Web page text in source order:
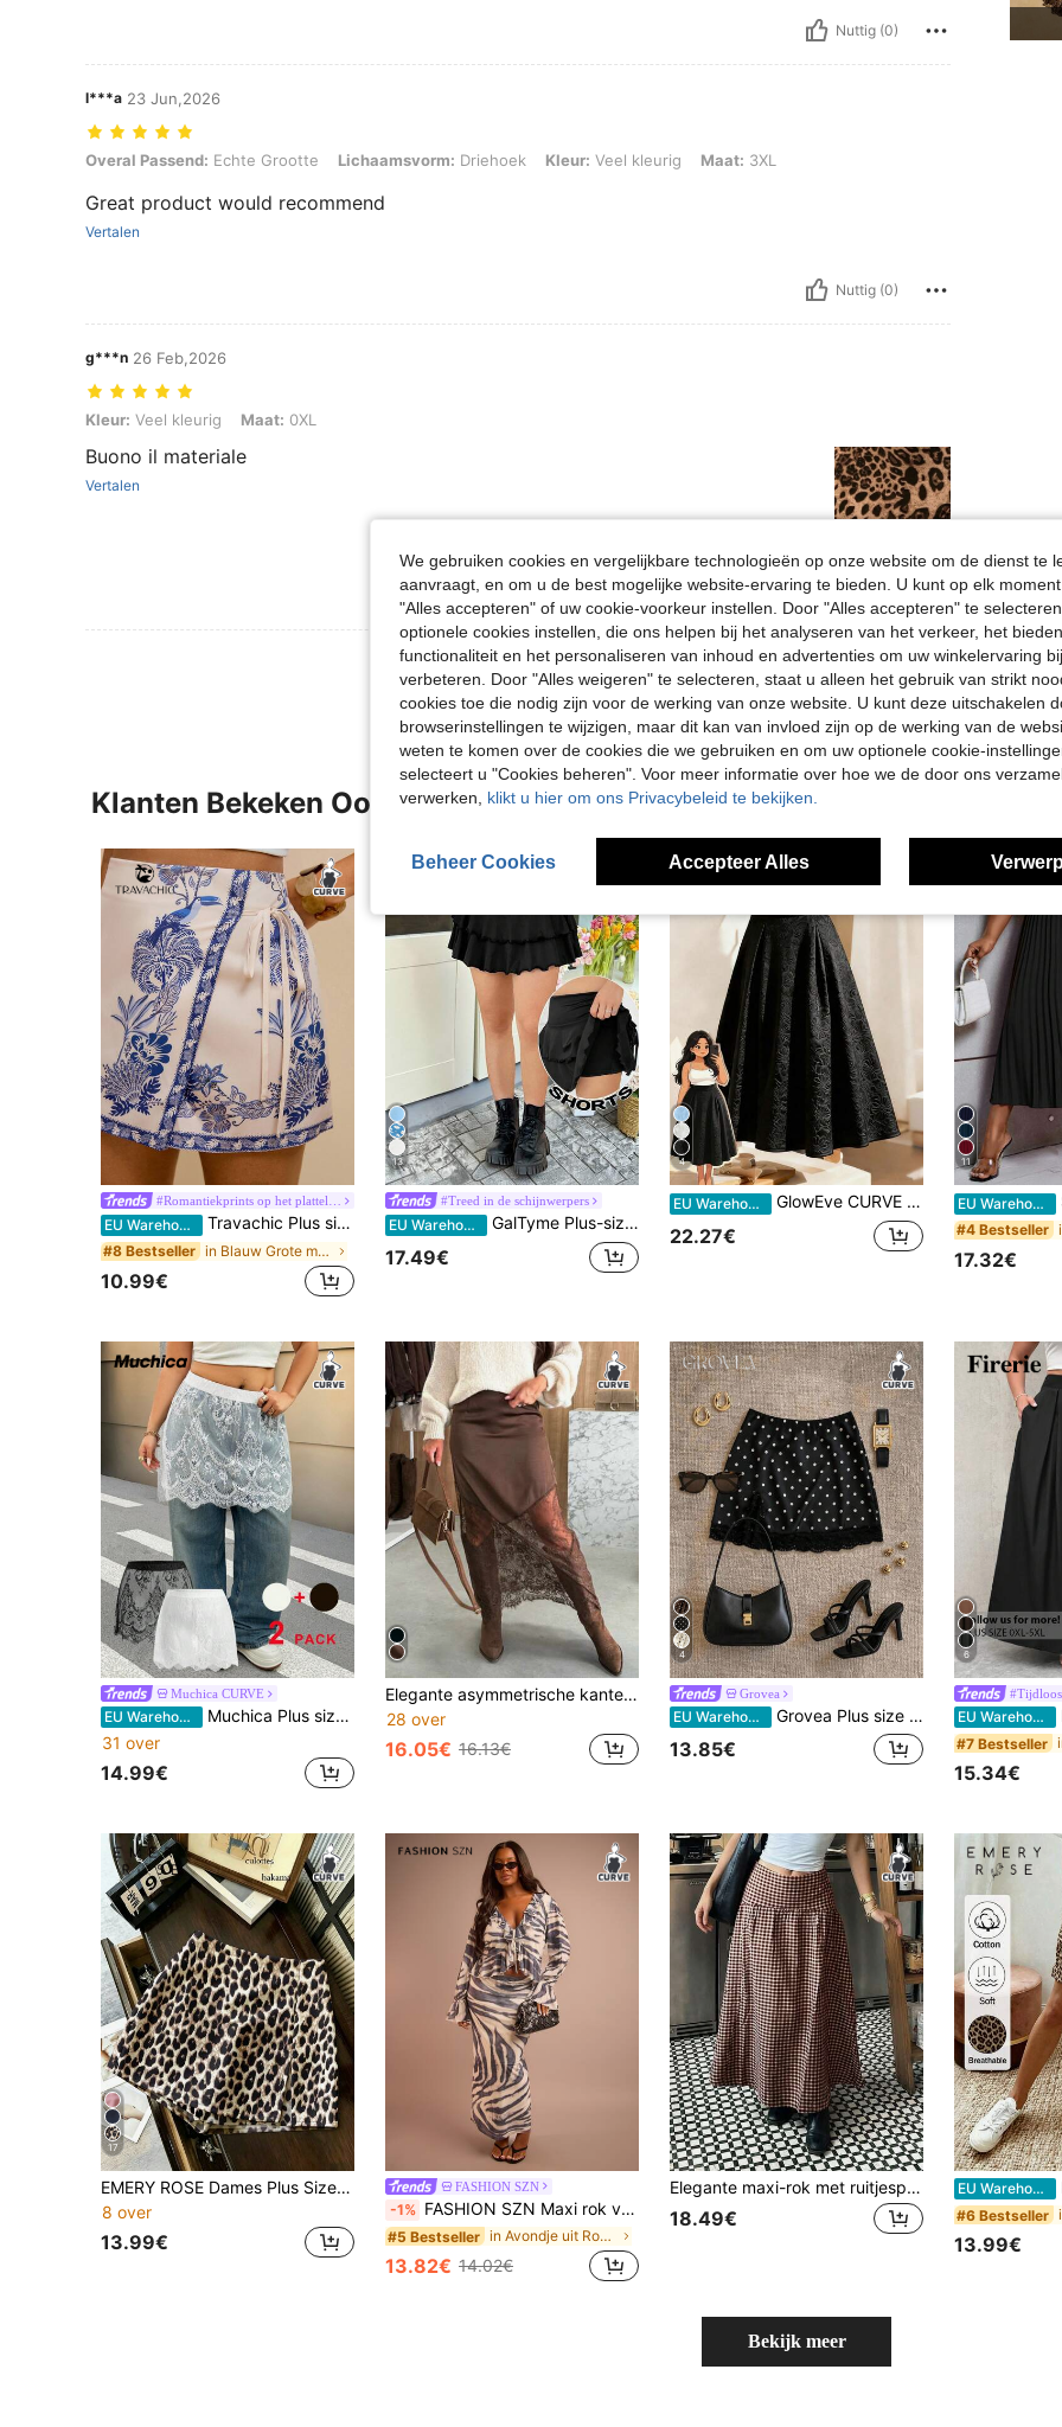
Nuttig (0)
l***a 23 Jun,2026
Overal Passend: Echte Grootte, Lichaamsvorm: Driehoek, Kleur: Veel kleurig, Maat: 3XL
Overal Passend: Echte Grootte Lichaamsvorm: Driehoek Kleur: Veel kleurig Maat: 3XL
Great product would recommend
Vertalen
Nuttig (0)
g***n 26 Feb,2026
Kleur: Veel kleurig, Maat: 0XL
Kleur: Veel kleurig Maat: 0XL
Buono il materiale
Vertalen
Nuttig (0)
Meer Beoordelingen Bekijken
Klanten Bekeken Ook
EU Warehouse Travachic Plus size bohemian casual vakantie strandshorts met strikversiering en ruches aan de zoom voor dames
#8 Bestseller in Blauw Grote maten shorts
10.99€
13
#Treed in de schijnwerpers
EU Warehouse GalTyme Plus-size A-lijn rok met trekkoord aan de zijkant, lente-zomerkleding
17.49€
4
EU Warehouse GlowEve CURVE Plus size damesrok met bloemenjacquard, minimalistische A-lijn, elegant en casual, geschikt voor kantoor, woon-werkverkeer en vakantie.
22.27€
11
EU Warehouse
#4 Bestseller
17.32€
Muchica CURVE
EU Warehouse
Muchica Plus size zwart-wit kanten tweedelige rokset, lente/zomer
31 over
14.99€
Elegante asymmetrische kanten rok met ritssluiting voor dames met een maatje meer, lente
28 over
16.05€ 16.13€
4
Grovea
EU Warehouse Grovea Plus size damesrok met stippen en kanten patchwork
13.85€
6
EU Warehouse
#7 Bestseller
15.34€
17
EMERY ROSE Dames Plus Size Mode Forenzen Luipaardprint A-Lijn Rok, Nieuwe Multifunctionele Hoge Taille Slanke Pasvorm Luipaard Potloodrok Luipaardprint Dierenprint Camouflage Rok
8 over
13.99€
FASHION SZN
-1% FASHION SZN Maxi rok van mesh met zebraprint voor dames in grote maten, casual strandkleding, resortoutfit, vakantieoutfit, sexy elegante strandcluboutfit, avondfeestoutfit, verjaardagsoutfit, lange rokken, stretch, aansluitend.
#5 Bestseller in Avondje uit Rokken met grote maten
13.82€ 14.02€
Elegante maxi-rok met ruitjesprint voor dames in grote maten, geschikt voor casual dagelijks gebruik en woon-werkverkeer, zomerbruin
18.49€
EU Warehouse
#6 Bestseller
13.99€
Bekijk meer
We gebruiken cookies en vergelijkbare technologieën op onze website om de dienst te
aanvraagt, en om u de best mogelijke website-ervaring te bieden. U kunt op elk moment
"Alles accepteren" of uw cookie-voorkeur instellen. Door "Alles accepteren" te
optionele cookies instellen, die ons helpen bij het analyseren van het verkeer, het
functionaliteit en het personaliseren van inhoud en advertenties om uw winkelervaring
verbeteren. Door "Alles weigeren" te selecteren, staat u alleen het gebruik van strikt
cookies toe die nodig zijn voor de werking van onze website. U kunt deze uitschakelen
browserinstellingen te wijzigen, maar dit kan van invloed zijn op de werking van de
weten te komen over de cookies die we gebruiken en om uw optionele cookie-
selecteert u "Cookies beheren". Voor meer informatie over hoe we de door ons
verwerken, klikt u hier om ons Privacybeleid te bekijken.
Beheer Cookies Accepteer Alles